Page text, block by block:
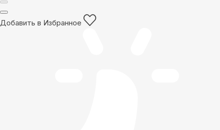
Добавить в Избранное